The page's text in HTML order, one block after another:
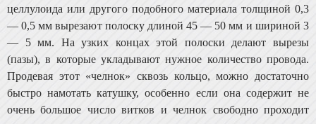
целлулоида или другого подобного материала толщиной 0,3
— 0,5 мм вырезают полоску длиной 45 — 50 мм и шириной 3
— 5 мм. На узких концах этой полоски делают вырезы
(пазы), в которые укладывают нужное количество провода.
Продевая этот «челнок» сквозь кольцо, можно достаточно
быстро намотать катушку, особенно если она содержит не
очень большое число витков и челнок свободно проходит